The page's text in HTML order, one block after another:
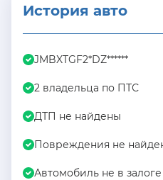
История авто
JMBXTGF2*DZ******
2 владельца по ПТС
ДТП не найдены
Повреждения не
Автомобиль не в залоге